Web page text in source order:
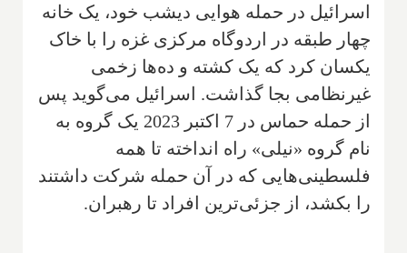
اسرائیل در حمله هوایی دیشب خود، یک خانه
چهار طبقه در اردوگاه مرکزی غزه را با خاک
یکسان کرد که یک کشته و ده‌ها زخمی
غیرنظامی بجا گذاشت. اسرائیل می‌گوید پس
از حمله حماس در 7 اکتبر 2023 یک گروه به
نام گروه «نیلی» راه انداخته تا همه
فلسطینی‌هایی که در آن حمله شرکت داشتند
را بکشد، از جزئی‌ترین افراد تا رهبران.